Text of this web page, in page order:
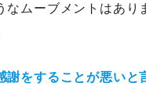
ムーブメントはあり
謝をすることが悪いと